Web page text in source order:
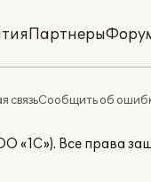
Партнеры
связьСообщить об
«1С»). Все права